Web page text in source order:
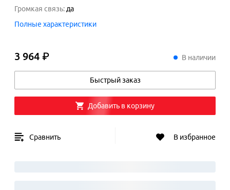
Громкая связь: да
Полные характеристики
3 964 ₽3 964 ₽ В наличии
Быстрый заказ
Добавить в корзину
Сравнить В избранное